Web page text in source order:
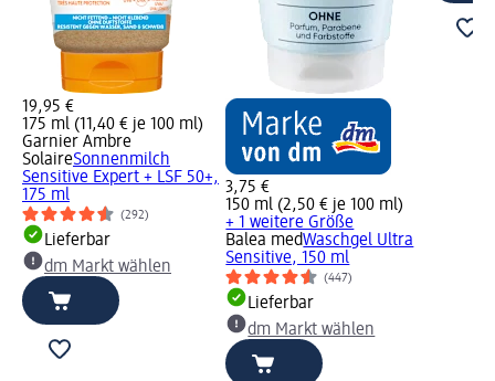
19,95 €
175 ml (11,40 € je 100 ml)
Garnier Ambre
SolaireSonnenmilch
Sensitive Expert + LSF 50+,
175 ml
(292)
Lieferbar
dm Markt wählen
3,75 €
150 ml (2,50 € je 100 ml)
+ 1 weitere Größe
Balea medWaschgel Ultra
Sensitive, 150 ml
(447)
Lieferbar
dm Markt wählen